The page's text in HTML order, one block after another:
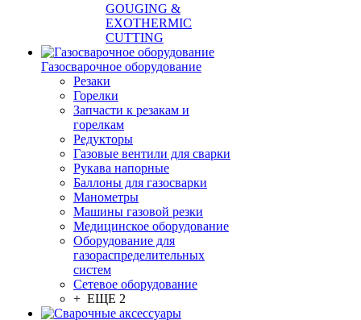
GOUGING &
EXOTHERMIC
CUTTING
Газосварочное оборудование
Резаки
Горелки
Запчасти к резакам и
горелкам
Редукторы
Газовые вентили для сварки
Рукава напорные
Баллоны для газосварки
Манометры
Машины газовой резки
Медицинское оборудование
Оборудование для
газораспределительных
систем
Сетевое оборудование
+ ЕЩЕ 2